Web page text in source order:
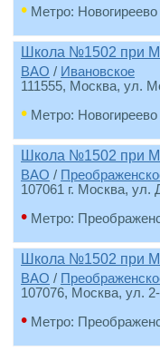
• Метро: Новогиреево
Школа №1502 при
ВАО / Ивановское
111555, Москва, ул.
• Метро: Новогиреево
Школа №1502 при
ВАО /
107061 г. Москва, ул.
• Метро:
Школа №1502 при
ВАО /
107076, Москва, ул.
• Метро: